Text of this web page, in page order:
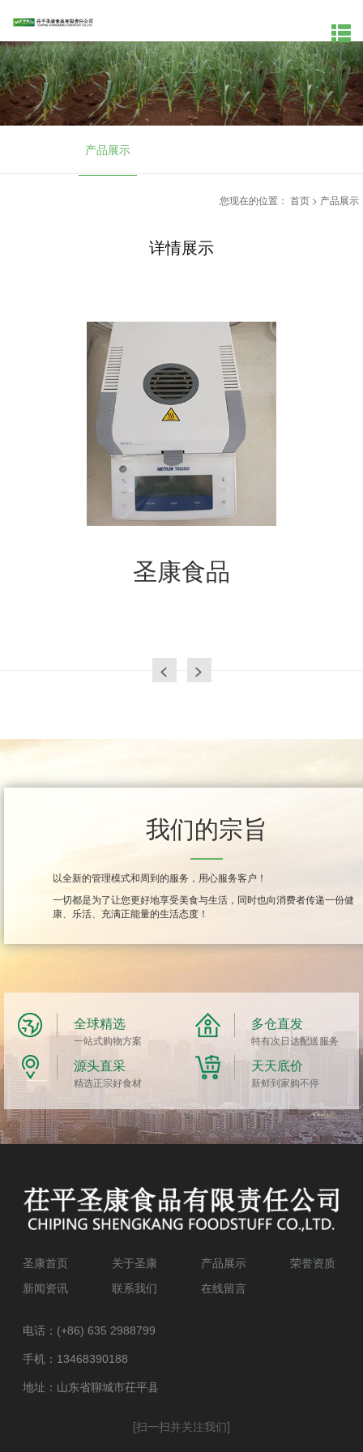
产品展示
您现在的位置： 首页 > 产品展示
详情展示
圣康食品
< >
我们的宗旨
以全新的管理模式和周到的服务，用心服务客户！
一切都是为了让您更好地享受美食与生活，同时也向消费者传递一份健
康、乐活、充满正能量的生活态度！
全球精选
一站式购物方案
多仓直发
特有次日达配送服务
源头直采
精选正宗好食材
天天底价
新鲜到家购不停
圣康首页 关于圣康 产品展示
荣誉资质
新闻资讯
联系我们 在线留言
电话： (+86) 635 2988799
手机： 13468390188
地址：山东省聊城市茌平县
[扫一扫并关注我们]